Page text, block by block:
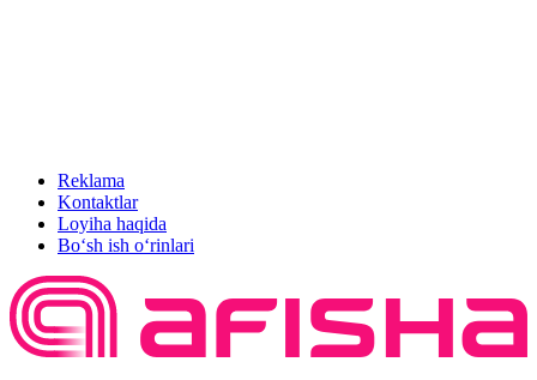
Reklama
Kontaktlar
Loyiha haqida
Bo‘sh ish o‘rinlari